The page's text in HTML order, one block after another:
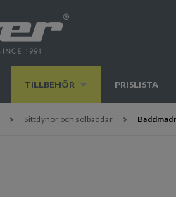
TILLBEHÖR PRISLISTA
Sittdynor och solbäddar